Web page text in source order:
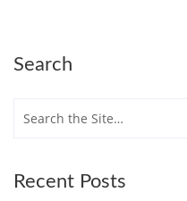
Search
Recent Posts